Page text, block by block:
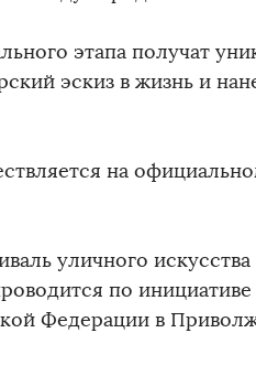
этапа получат
эскиз в жизнь и
на
уличного
по
Федерации в